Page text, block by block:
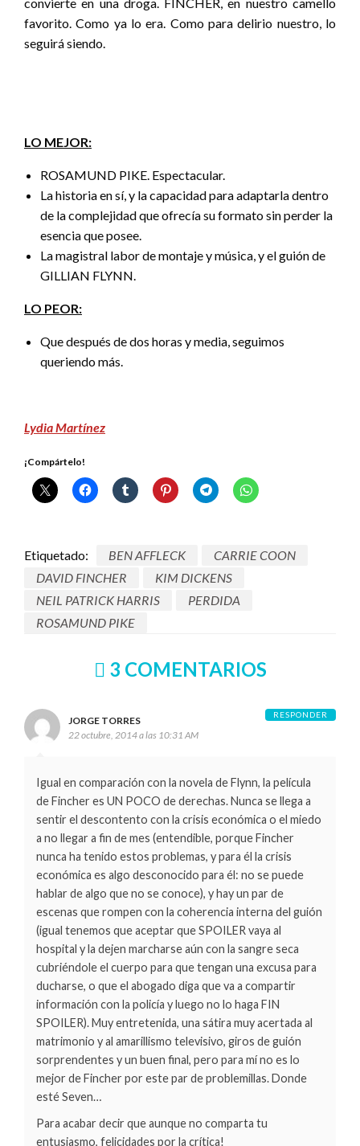
favorito. Como ya lo era. Como para delirio nuestro, lo
seguirá siendo.
LO MEJOR:
ROSAMUND PIKE. Espectacular.
La historia en sí, y la capacidad para adaptarla dentro
de la complejidad que ofrecía su formato sin perder la
esencia que posee.
La magistral labor de montaje y música, y el guión de
GILLIAN FLYNN.
LO PEOR:
Que después de dos horas y media, seguimos
queriendo más.
Lydia Martínez
¡Compártelo!
Etiquetado: BEN AFFLECK
CARRIE COON
DAVID FINCHER
KIM DICKENS
NEIL PATRICK HARRIS
PERDIDA
ROSAMUND PIKE
3 COMENTARIOS
JORGE TORRES
22 octubre, 2014 a las 10:31 AM
Igual en comparación con la novela de Flynn, la película
de Fincher es UN POCO de derechas. Nunca se llega a
sentir el descontento con la crisis económica o el miedo
a no llegar a fin de mes (entendible, porque Fincher
nunca ha tenido estos problemas, y para él la crisis
económica es algo desconocido para él: no se puede
hablar de algo que no se conoce), y hay un par de
escenas que rompen con la coherencia interna del guión
(igual tenemos que aceptar que SPOILER vaya al
hospital y la dejen marcharse aún con la sangre seca
cubriéndole el cuerpo para que tengan una excusa para
ducharse, o que el abogado diga que va a compartir
información con la policía y luego no lo haga FIN
SPOILER). Muy entretenida, una sátira muy acertada al
matrimonio y al amarillismo televisivo, giros de guión
sorprendentes y un buen final, pero para mí no es lo
mejor de Fincher por este par de problemillas. Donde
esté Seven…
Para acabar decir que aunque no comparta tu
entusiasmo, felicidades por la crítica!
RESPONDER